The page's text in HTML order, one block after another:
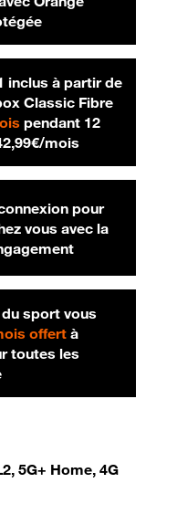
inclus à partir de
Classic Fibre
29,99 € par mois
pendant 12
mois42,99 € par
pour
vous avec la
sport vous
offertà
toutes les
5G+ Home, 4G